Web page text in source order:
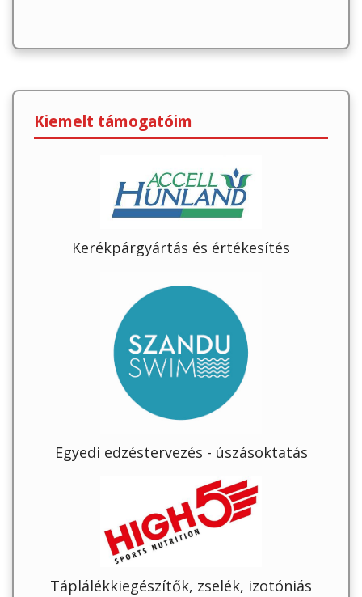
Kiemelt támogatóim
Kerékpárgyártás és értékesítés
Egyedi edzéstervezés - úszásoktatás
Táplálékkiegészítők, zselék, izotóniás